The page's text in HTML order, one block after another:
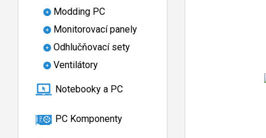
Modding PC
Monitorovací panely
Odhlučňovací sety
Ventilátory
Notebooky a PC
PC Komponenty